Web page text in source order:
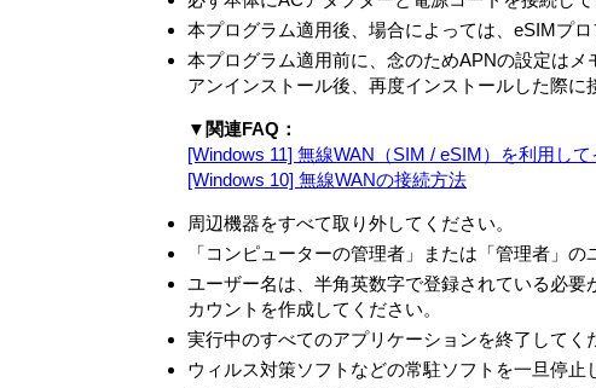
ます。許諾ソフトウェアは、本契約の条件に従い
転いたしません。
第2条 （使用権）
本契約によって生ずる許諾ソフトウェアの使
本契約に別途の定めのある場合を除き、お客
ができません。本製品に同梱されているシス
ーメディア（以下併せてリカバリーメディア
諾ソフトウェアが何らかの理由で使用不能
るためにのみ使用することができるものとし
第3条 （オープンソース）
対象外ソフトウェアには、①ソースコードの
なる定めの適用を受けるソフトウェア（対象
アを任意の第三者に対して自由に使用許諾さ
本プログラム適用後、場合によっては、eSIMプ
本プログラム適用前に、念のためAPNの設定はメ
アンインストール後、再度インストールした際に
▼関連FAQ：
[Windows 11] 無線WAN（SIM / eSIM）を利用し
[Windows 10] 無線WANの接続方法
周辺機器をすべて取り外してください。
「コンピューターの管理者」または「管理者」
ユーザー名は、半角英数字で登録されている必
カウントを作成してください。
実行中のすべてのアプリケーションを終了してく
ウィルス対策ソフトなどの常駐ソフトを一旦停止